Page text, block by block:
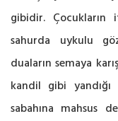
gibidir. Çocukların
sahurda uykulu
duaların semaya
kandil gibi
sabahına mahsus